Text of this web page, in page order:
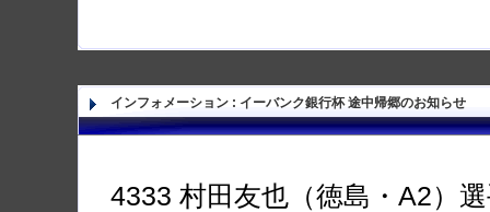
インフォメーション : イーバンク銀行杯 途中帰郷のお知らせ
4333 村田友也（徳島・A2）